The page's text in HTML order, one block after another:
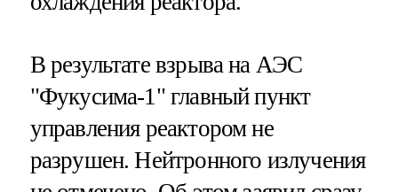
В результате взрыва на АЭС
"Фукусима-1" главный пункт
управления реактором не
разрушен. Нейтронного излучения